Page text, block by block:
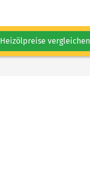
Heizölpreise vergleichen